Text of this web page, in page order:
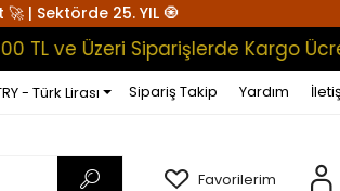
| Sektörde 25. YIL 🧿
Üzeri Siparişlerde Kargo Ücretsiz!
- Türk Lirası Sipariş Takip Yardım
Favorilerim